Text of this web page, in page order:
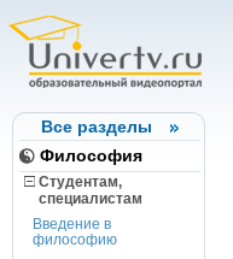
Все разделы
Философия
Студентам,
cпециалистам
Введение в
философию